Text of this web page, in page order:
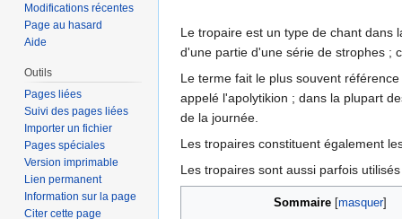
Le tropaire est un type de chant dans
d'une partie d'une série de strophes ;
Le terme fait le plus souvent
appelé l'apolytikion ; dans la plupart
de la journée.
Les tropaires constituent également
Les tropaires sont aussi parfois
Sommaire[ masquer]
Modifications récentes
Page au hasard
Aide
Outils
Pages liées
Suivi des pages liées
Importer un fichier
Pages spéciales
Version imprimable
Lien permanent
Information sur la page
Citer cette page